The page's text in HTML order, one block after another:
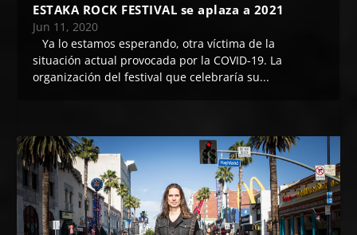
ESTAKA ROCK FESTIVAL se aplaza a 2021
Jun 11, 2020
​ Ya lo estamos esperando, otra víctima de la
situación actual provocada por la COVID-19. La
organización del festival que celebraría su...